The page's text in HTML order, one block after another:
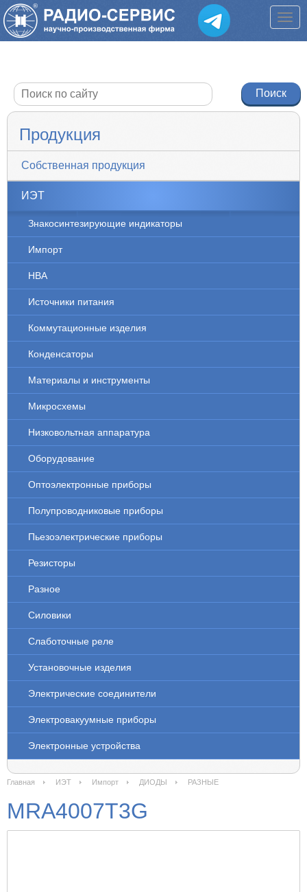
Продукция
Собственная продукция
ИЭТ
Знакосинтезирующие индикаторы
Импорт
НВА
Источники питания
Коммутационные изделия
Конденсаторы
Материалы и инструменты
Микросхемы
Низковольтная аппаратура
Оборудование
Оптоэлектронные приборы
Полупроводниковые приборы
Пьезоэлектрические приборы
Резисторы
Разное
Силовики
Слаботочные реле
Установочные изделия
Электрические соединители
Электровакуумные приборы
Электронные устройства
Главная ИЭТ Импорт ДИОДЫ РАЗНЫЕ
MRA4007T3G